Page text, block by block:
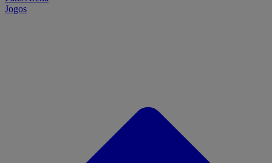
Jogos